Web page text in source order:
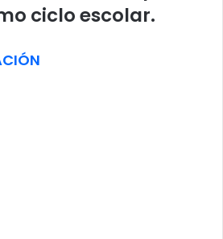
ciclo escolar.